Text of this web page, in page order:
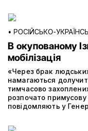
• РОСІЙСЬКО-
В окупованому
мобілізація
«Через брак
намагаються
тимчасово
розпочато примусову
повідомляють у